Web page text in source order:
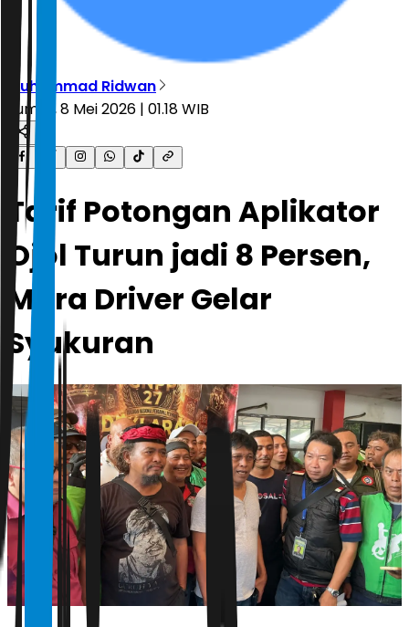
Muhammad Ridwan
Jumat, 8 Mei 2026 | 01.18 WIB
Tarif Potongan Aplikator
Ojol Turun jadi 8 Persen,
Mitra Driver Gelar
Syukuran